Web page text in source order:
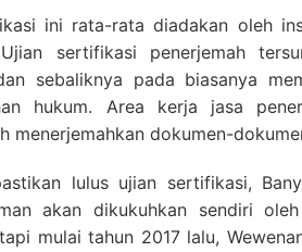
ini rata-rata diadakan oleh
sertifikasi penerjemah
sebaliknya pada biasanya
hukum. Area kerja jasa
menerjemahkan dokumen-
lulus ujian sertifikasi,
akan dikukuhkan sendiri
mulai tahun 2017 lalu,